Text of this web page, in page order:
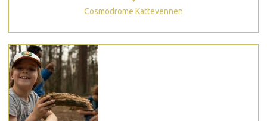
Cosmodrome Kattevennen